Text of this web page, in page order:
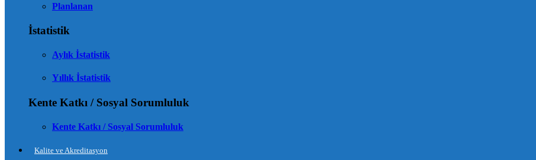
Planlanan
İstatistik
Aylık İstatistik
Yıllık İstatistik
Kente Katkı / Sosyal Sorumluluk
Kente Katkı / Sosyal Sorumluluk
Kalite ve Akreditasyon